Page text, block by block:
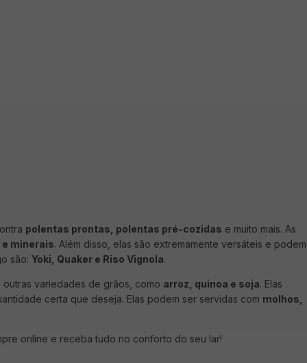
polentas prontas, polentas pré-cozidas e muito mais. As
minerais. Além disso, elas são extremamente versáteis e podem
são: Yoki, Quaker e Riso Vignola.
variedades de grãos, como arroz, quinoa e soja. Elas
certa que deseja. Elas podem ser servidas com molhos,
online e receba tudo no conforto do seu lar!